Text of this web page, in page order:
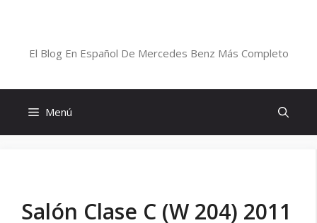
El Blog En Español De Mercedes Benz Más Completo
Menú
Salón Clase C (W 204) 2011